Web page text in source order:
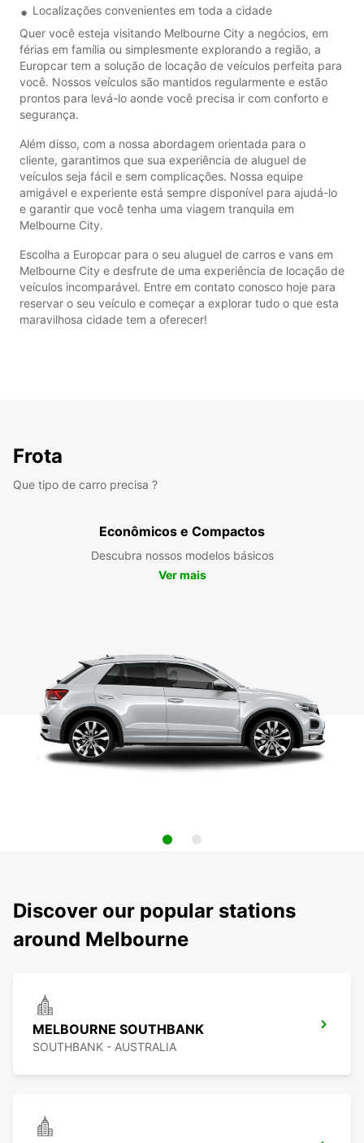
Localizações convenientes em toda a cidade
Quer você esteja visitando Melbourne City a negócios, em
férias em família ou simplesmente explorando a região, a
Europcar tem a solução de locação de veículos perfeita para
você. Nossos veículos são mantidos regularmente e estão
prontos para levá-lo aonde você precisa ir com conforto e
segurança.
Além disso, com a nossa abordagem orientada para o
cliente, garantimos que sua experiência de aluguel de
veículos seja fácil e sem complicações. Nossa equipe
amigável e experiente está sempre disponível para ajudá-lo
e garantir que você tenha uma viagem tranquila em
Melbourne City.
Escolha a Europcar para o seu aluguel de carros e vans em
Melbourne City e desfrute de uma experiência de locação de
veículos incomparável. Entre em contato conosco hoje para
reservar o seu veículo e começar a explorar tudo o que esta
maravilhosa cidade tem a oferecer!
Frota
Que tipo de carro precisa ?
Econômicos e Compactos
Descubra nossos modelos básicos
Ver mais
Discover our popular stations
around Melbourne
MELBOURNE SOUTHBANK
SOUTHBANK - AUSTRALIA